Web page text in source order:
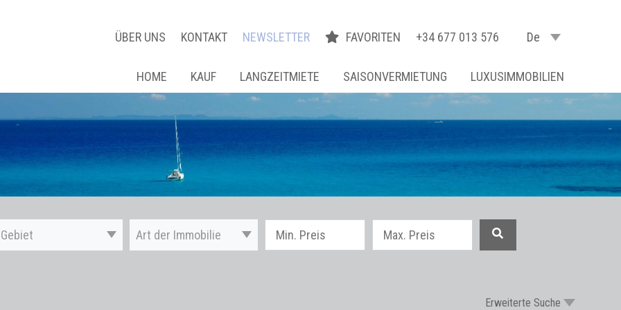
ÜBER UNS KONTAKT NEWSLETTER FAVORITEN +34 677 013 576 De
HOME KAUF LANGZEITMIETE SAISONVERMIETUNG LUXUSIMMOBILIEN
Gebiet Art der Immobilie
Erweiterte Suche